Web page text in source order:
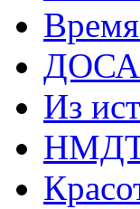
Из
НМДТ